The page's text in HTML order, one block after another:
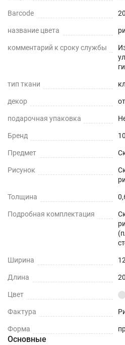
До 5 лет использования.
Безопасно
Для людей и животных.
При использовании в
Не нужно клеить
Защита поверхностей от
повреждений – сколы,
Термостойкость
Влагостойкость
Защита поверхности
пролитых жидкостей.
ПОДХОДИТ ДЛЯ ЛЮБОГО
Можно устанавливать на
Barcode
название цвета
комментарий к сроку службы
тип ткани
декор
подарочная упаковка
Бренд
Предмет
Рисунок
Толщина
Подробная комплектация
Ширина
Длина
Цвет
Фактура
Форма
Основные